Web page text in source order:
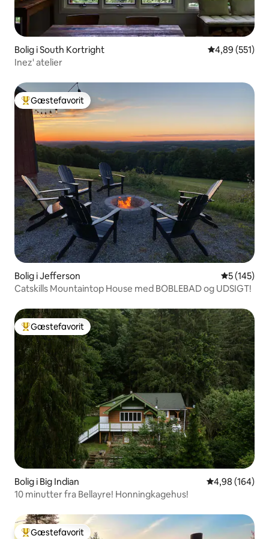
Bolig i South Kortright 4,89 ud af 5 i
4,89 (551)
Inez' atelier
Bedste gæstefavorit
Gæstefavorit
Bolig i Jefferson 5 ud af 5 i
5 (145)
Catskills Mountaintop House med BOBLEBAD og UDSIGT!
Bedste gæstefavorit
Gæstefavorit
Bolig i Big Indian 4,98 ud af 5 i
4,98 (164)
10 minutter fra Bellayre! Honningkagehus!
Gæstefavorit